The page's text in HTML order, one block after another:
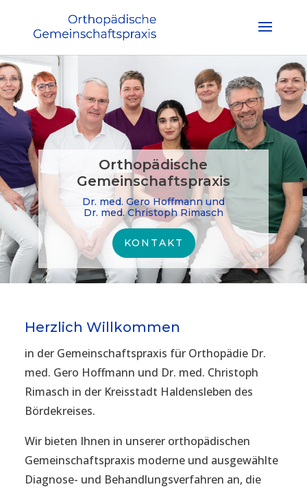
Orthopädische
Gemeinschaftspraxis
Dr. med. Gero Hoffmann und
Dr. med. Christoph Rimasch
KONTAKT
Herzlich Willkommen
in der Gemeinschaftspraxis für Orthopädie Dr.
med. Gero Hoffmann und Dr. med. Christoph
Rimasch in der Kreisstadt Haldensleben des
Bördekreises.
Wir bieten Ihnen in unserer orthopädischen
Gemeinschaftspraxis moderne und ausgewählte
Diagnose- und Behandlungsverfahren an, die